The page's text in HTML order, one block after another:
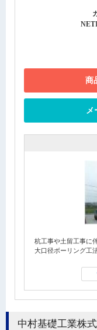
商
メ
杭工事や土留工事に
大口径ボーリング工
中村基礎工業株